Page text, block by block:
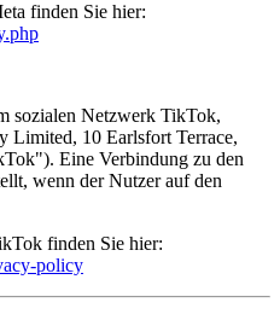
finden Sie hier:
sozialen Netzwerk TikTok,
Limited, 10 Earlsfort Terrace,
Eine Verbindung zu den
wenn der Nutzer auf den
finden Sie hier:
policy